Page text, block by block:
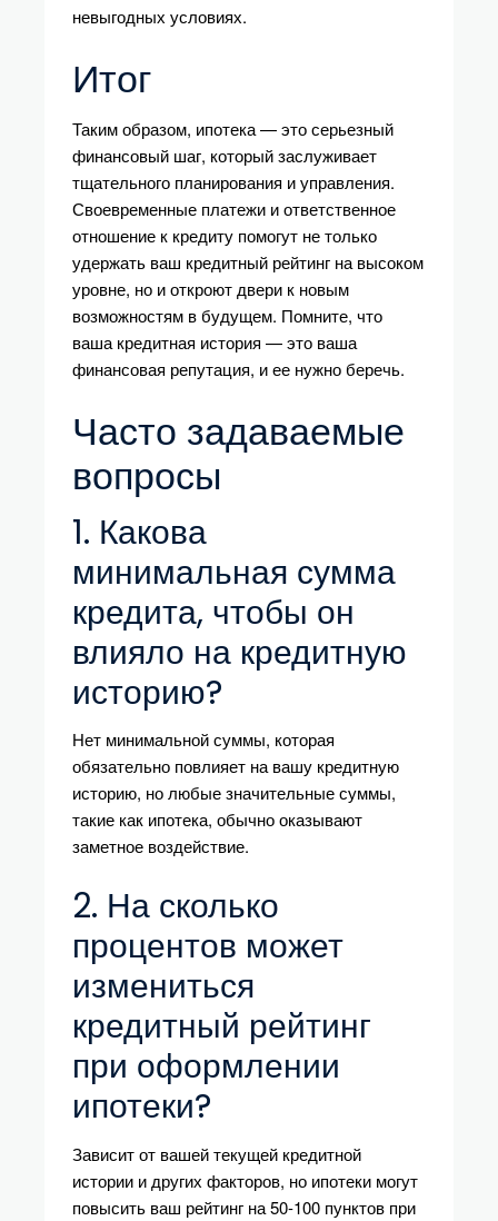
невыгодных условиях.
Итог
Таким образом, ипотека — это серьезный
финансовый шаг, который заслуживает
тщательного планирования и управления.
Своевременные платежи и ответственное
отношение к кредиту помогут не только
удержать ваш кредитный рейтинг на высоком
уровне, но и откроют двери к новым
возможностям в будущем. Помните, что
ваша кредитная история — это ваша
финансовая репутация, и ее нужно беречь.
Часто задаваемые
вопросы
1. Какова
минимальная сумма
кредита, чтобы он
влияло на кредитную
историю?
Нет минимальной суммы, которая
обязательно повлияет на вашу кредитную
историю, но любые значительные суммы,
такие как ипотека, обычно оказывают
заметное воздействие.
2. На сколько
процентов может
измениться
кредитный рейтинг
при оформлении
ипотеки?
Зависит от вашей текущей кредитной
истории и других факторов, но ипотеки могут
повысить ваш рейтинг на 50-100 пунктов при